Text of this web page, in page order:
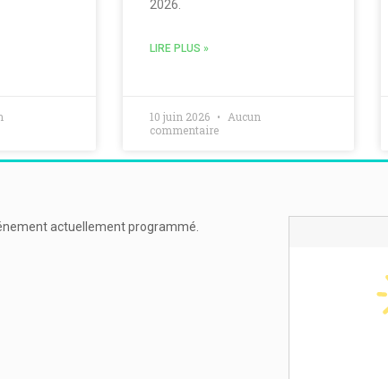
2026.
LIRE PLUS »
10 juin 2026
Aucun
commentaire
actuellement programmé.